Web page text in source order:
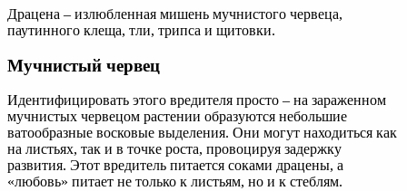
Драцена – излюбленная мишень мучнистого червеца,
паутинного клеща, тли, трипса и щитовки.
Мучнистый червец
Идентифицировать этого вредителя просто – на зараженном
мучнистых червецом растении образуются небольшие
ватообразные восковые выделения. Они могут находиться как
на листьях, так и в точке роста, провоцируя задержку
развития. Этот вредитель питается соками драцены, а
«любовь» питает не только к листьям, но и к стеблям.